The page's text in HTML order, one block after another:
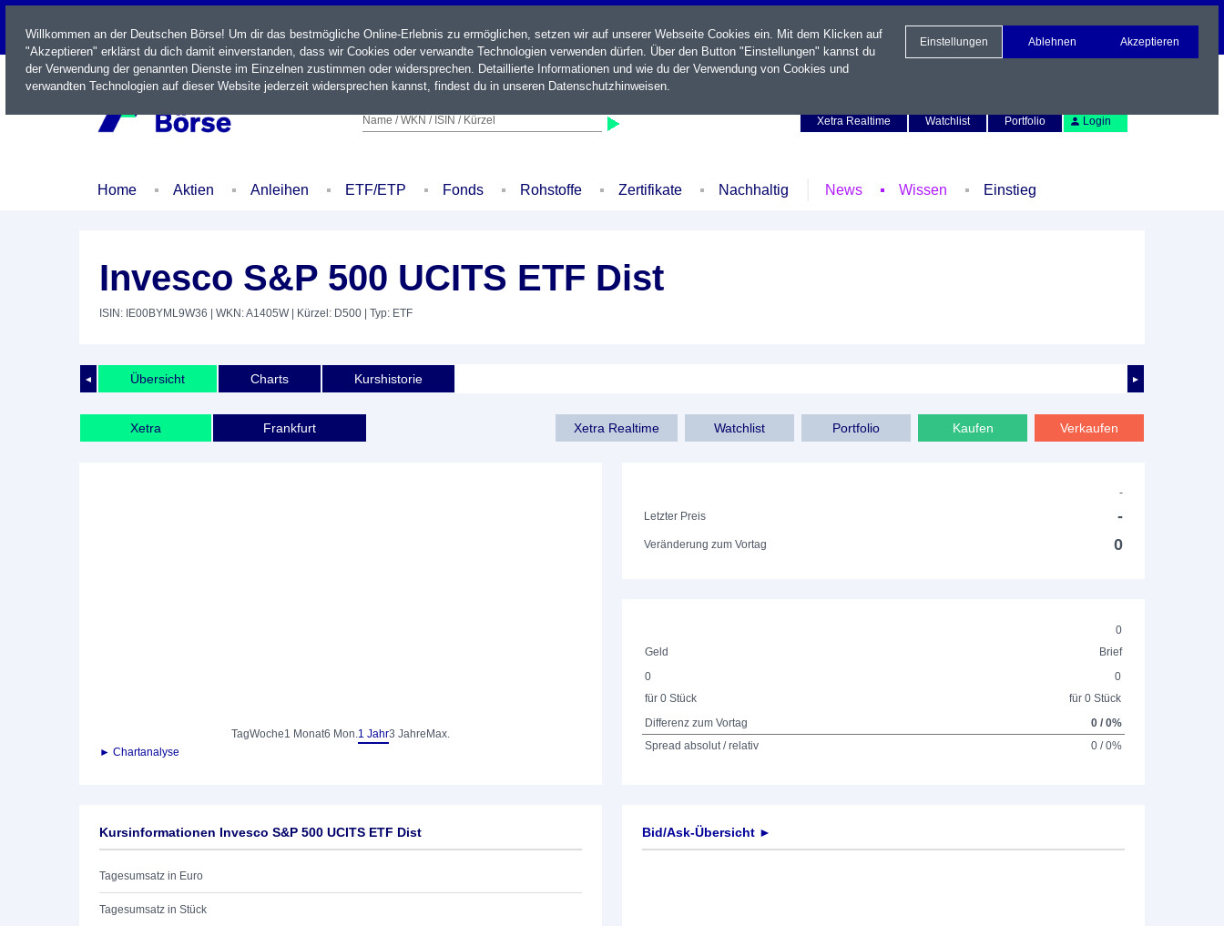
LIVE
Name / WKN / ISIN / Kürzel
Xetra Realtime
Watchlist Portfolio Login
Home Aktien Anleihen ETF/ETP Fonds Rohstoffe Zertifikate Nachhaltig News Wissen Einstieg
Invesco S&P 500 UCITS ETF Dist
ISIN: IE00BYML9W36 | WKN: A1405W| Kürzel: D500 | Typ: ETF
◄ ►
Übersicht Charts Kurshistorie
Xetra Frankfurt Xetra Realtime Watchlist Portfolio Kaufen Verkaufen
TagWoche1 Monat6 Mon.1 Jahr3 Jahre Max.
► Chartanalyse
-
Letzter Preis
-
Veränderung zum Vortag 0
0
Geld
Brief
0
für 0 Stück
0
für 0 Stück
Differenz zum Vortag
0 / 0%
Spread absolut / relativ
0 / 0%
Kursinformationen Invesco S&P 500 UCITS ETF Dist
Tagesumsatz in Euro
Tagesumsatz in Stück
Bid/Ask-Übersicht ►
Willkommen an der Deutschen Börse! Um dir das bestmögliche Online-Erlebnis zu ermöglichen, setzen wir auf unserer Webseite Cookies ein. Mit dem Klicken auf
"Akzeptieren" erklärst du dich damit einverstanden, dass wir Cookies oder verwandte Technologien verwenden dürfen. Über den Button "Einstellungen" kannst du
der Verwendung der genannten Dienste im Einzelnen zustimmen oder widersprechen. Detaillierte Informationen und wie du der Verwendung von Cookies und
verwandten Technologien auf dieser Website jederzeit widersprechen kannst, findest du in unseren Datenschutzhinweisen.
Einstellungen Ablehnen Akzeptieren